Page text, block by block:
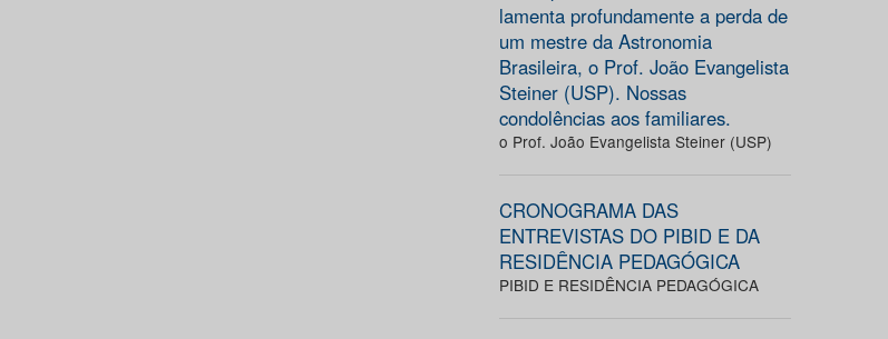
lamenta profundamente a perda de
um mestre da Astronomia
Brasileira, o Prof. João Evangelista
Steiner (USP). Nossas
condolências aos familiares.
o Prof. João Evangelista Steiner (USP)
CRONOGRAMA DAS
ENTREVISTAS DO PIBID E DA
RESIDÊNCIA PEDAGÓGICA
PIBID E RESIDÊNCIA PEDAGÓGICA